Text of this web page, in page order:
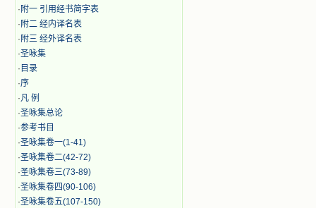
· 附一 引用经书简字表
· 附二 经内译名表
· 附三 经外译名表
·圣咏集
· 目录
·序
·凡 例
·圣咏集总论
·参考书目
·圣咏集卷一(1-41)
·圣咏集卷二(42-72)
·圣咏集卷三(73-89)
·圣咏集卷四(90-106)
·圣咏集卷五(107-150)